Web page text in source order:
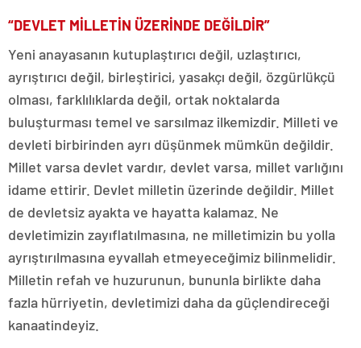
“DEVLET MİLLETİN ÜZERİNDE DEĞİLDİR”
Yeni anayasanın kutuplaştırıcı değil, uzlaştırıcı,
ayrıştırıcı değil, birleştirici, yasakçı değil, özgürlükçü
olması, farklılıklarda değil, ortak noktalarda
buluşturması temel ve sarsılmaz ilkemizdir. Milleti ve
devleti birbirinden ayrı düşünmek mümkün değildir.
Millet varsa devlet vardır, devlet varsa, millet varlığını
idame ettirir. Devlet milletin üzerinde değildir. Millet
de devletsiz ayakta ve hayatta kalamaz. Ne
devletimizin zayıflatılmasına, ne milletimizin bu yolla
ayrıştırılmasına eyvallah etmeyeceğimiz bilinmelidir.
Milletin refah ve huzurunun, bununla birlikte daha
fazla hürriyetin, devletimizi daha da güçlendireceği
kanaatindeyiz.